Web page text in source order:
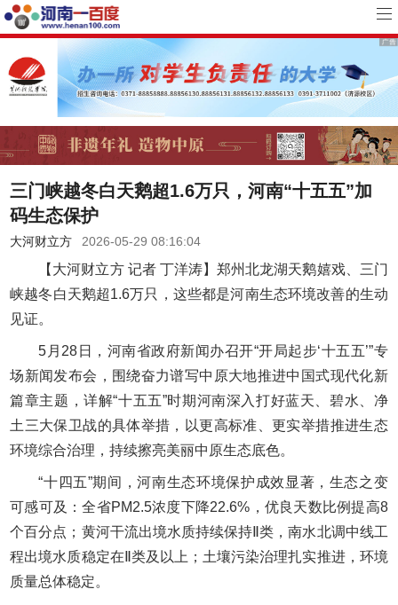
三门峡越冬白天鹅超1.6万只，河南“十五五”加
码生态保护
大河财立方 2026-05-29 08:16:04
【大河财立方 记者 丁洋涛】郑州北龙湖天鹅嬉戏、三门
峡越冬白天鹅超1.6万只，这些都是河南生态环境改善的生动
见证。
5月28日，河南省政府新闻办召开“开局起步‘十五五’”专
场新闻发布会，围绕奋力谱写中原大地推进中国式现代化新
篇章主题，详解“十五五”时期河南深入打好蓝天、碧水、净
土三大保卫战的具体举措，以更高标准、更实举措推进生态
环境综合治理，持续擦亮美丽中原生态底色。
“十四五”期间，河南生态环境保护成效显著，生态之变
可感可及：全省PM2.5浓度下降22.6%，优良天数比例提高8
个百分点；黄河干流出境水质持续保持Ⅱ类，南水北调中线工
程出境水质稳定在Ⅱ类及以上；土壤污染治理扎实推进，环境
质量总体稳定。